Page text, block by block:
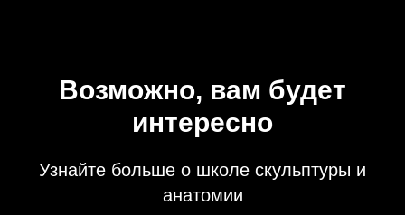
Возможно, вам будет
интересно
Узнайте больше о школе скульптуры и
анатомии